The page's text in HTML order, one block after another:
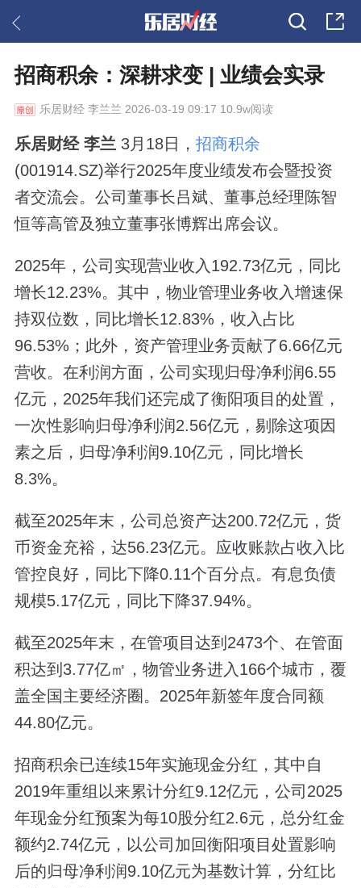
招商积余：深耕求变 | 业绩会实录
乐居财经李兰兰 2026-03-19 09:17 10.9w阅读
乐居财经 李兰 3月18日， 招商积余
(001914.SZ)举行2025年度业绩发布会暨投资
者交流会。公司董事长吕斌、董事总经理陈智
恒等高管及独立董事张博辉出席会议。
2025年，公司实现营业收入192.73亿元，同比
增长12.23%。其中，物业管理业务收入增速保
持双位数，同比增长12.83%，收入占比
96.53%；此外，资产管理业务贡献了6.66亿元
营收。在利润方面，公司实现归母净利润6.55
亿元，2025年我们还完成了衡阳项目的处置，
一次性影响归母净利润2.56亿元，剔除这项因
素之后，归母净利润9.10亿元，同比增长
8.3%。
截至2025年末，公司总资产达200.72亿元，货
币资金充裕，达56.23亿元。应收账款占收入比
管控良好，同比下降0.11个百分点。有息负债
规模5.17亿元，同比下降37.94%。
截至2025年末，在管项目达到2473个、在管面
积达到3.77亿㎡，物管业务进入166个城市，覆
盖全国主要经济圈。2025年新签年度合同额
44.80亿元。
招商积余已连续15年实施现金分红，其中自
2019年重组以来累计分红9.12亿元，公司2025
年现金分红预案为每10股分红2.6元，总分红金
额约2.74亿元，以公司加回衡阳项目处置影响
后的归母净利润9.10亿元为基数计算，分红比